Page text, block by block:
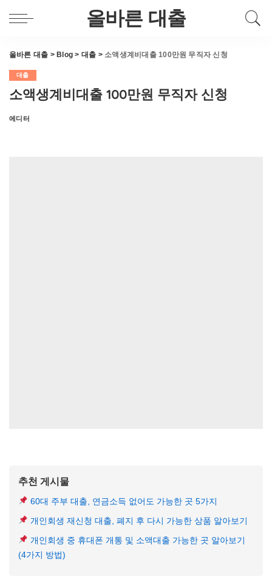
올바른 대출
올바른 대출 > Blog > 대출 > 소액생계비대출 100만원 무직자 신청
대출
소액생계비대출 100만원 무직자 신청
Posted
에디터
추천 게시물
60대 주부 대출, 연금소득 없어도 가능한 곳 5가지
개인회생 재신청 대출, 폐지 후 다시 가능한 상품 알아보기
개인회생 중 휴대폰 개통 및 소액대출 가능한 곳 알아보기
(4가지 방법)